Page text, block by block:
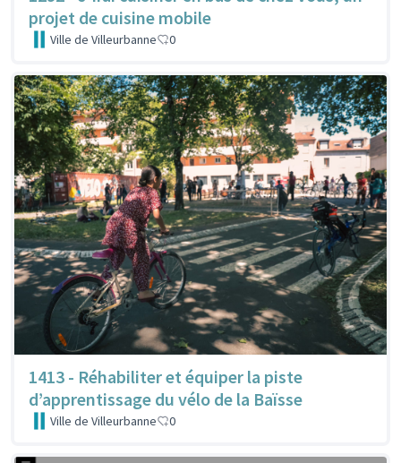
projet de cuisine mobile
Ville de Villeurbanne 0
1413 - Réhabiliter et équiper la piste
d’apprentissage du vélo de la Baïsse
Ville de Villeurbanne 0